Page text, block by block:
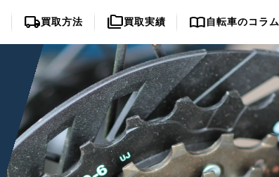
local_shipping買取方法 folder_copy買取実績 import_contacts自転車のコラム